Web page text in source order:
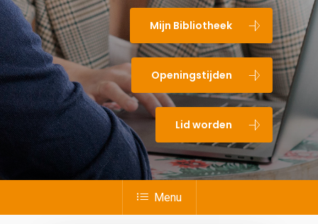
Mijn Bibliotheek
Openingstijden
Lid worden
Menu